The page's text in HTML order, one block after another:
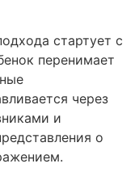
стартует с
перенимает
через
и
о